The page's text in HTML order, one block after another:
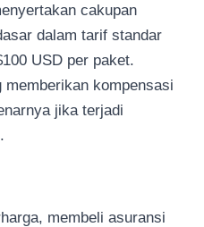
cakupan
dalam tarif standar
USD per paket.
kompensasi
jika terjadi
membeli asuransi